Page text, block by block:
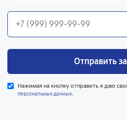
Отправить
Нажимая на кнопку отправить я даю
персональных данных.